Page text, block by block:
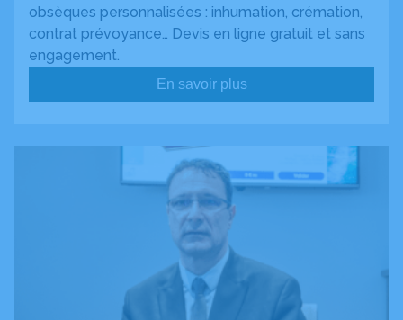
obsèques personnalisées : inhumation, crémation,
contrat prévoyance… Devis en ligne gratuit et sans
engagement.
En savoir plus